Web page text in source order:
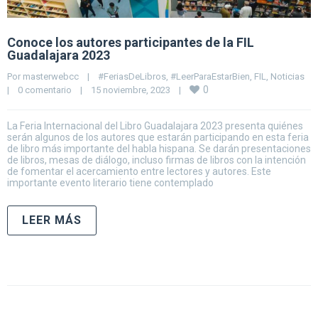
Conoce los autores participantes de la FIL
Guadalajara 2023
Por masterwebcc | #FeriasDeLibros #LeerParaEstarBien FIL
Noticias
|
0 comentario | 15 noviembre, 2023 | 0
La Feria Internacional del Libro Guadalajara 2023 presenta quiénes
serán algunos de los autores que estarán participando en esta feria
de libro más importante del habla hispana. Se darán presentaciones
de libros, mesas de diálogo, incluso firmas de libros con la intención
de fomentar el acercamiento entre lectores y autores. Este
importante evento literario tiene contemplado
LEER MÁS